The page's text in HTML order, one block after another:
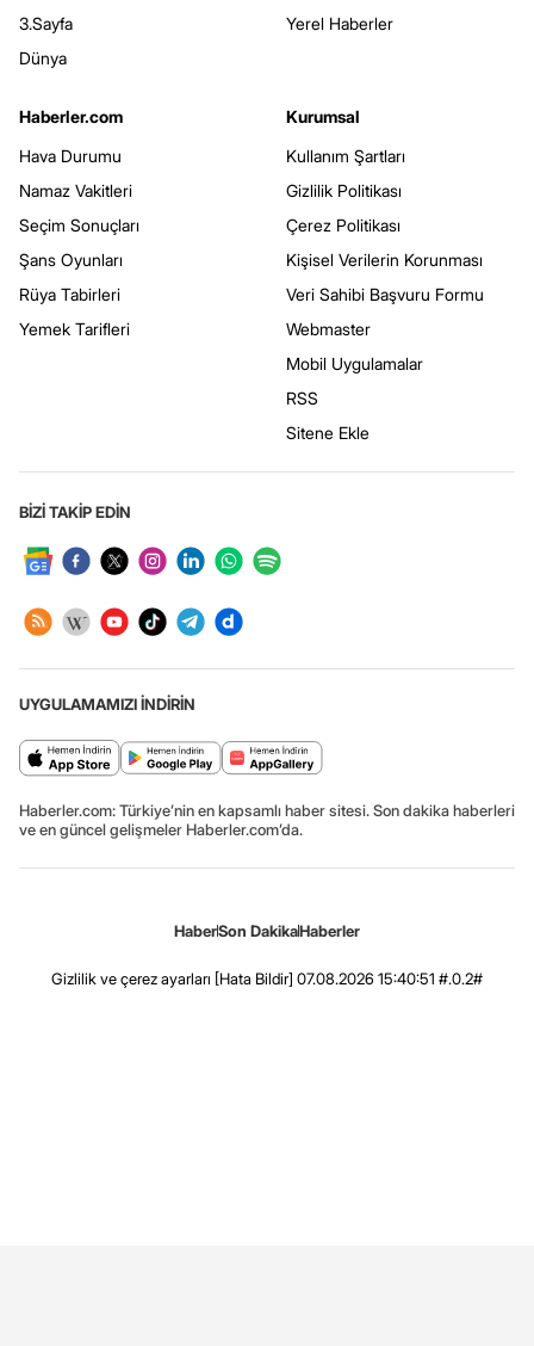
3.Sayfa
Dünya
Yerel Haberler
Haberler.com
Hava Durumu
Namaz Vakitleri
Seçim Sonuçları
Şans Oyunları
Rüya Tabirleri
Yemek Tarifleri
Kurumsal
Kullanım Şartları
Gizlilik Politikası
Çerez Politikası
Kişisel Verilerin Korunması
Veri Sahibi Başvuru Formu
Webmaster
Mobil Uygulamalar
RSS
Sitene Ekle
BİZİ TAKİP EDİN
UYGULAMAMIZI İNDİRİN
Haberler.com: Türkiye’nin en kapsamlı haber sitesi. Son dakika haberleri
ve en güncel gelişmeler Haberler.com’da.
HaberSon DakikaHaberler
Gizlilik ve çerez ayarları [Hata Bildir] 07.08.2026 15:40:51 #.0.2#